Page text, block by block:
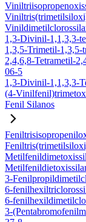
1,3-Divinil-1,1,3,3-
1,3,5-Trimetil-
2,4,6,8-Tetrametil-
06-5
1,3-Divinil-1,1,3,3-
(4-
Fenil Silanos
3-
6-
6-
3-